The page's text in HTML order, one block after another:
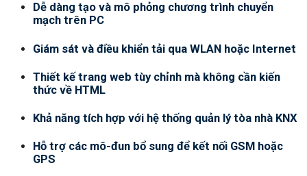
Dễ dàng tạo và mô phỏng chương trình chuyển
mạch trên PC
Giám sát và điều khiển tải qua WLAN hoặc Internet
Thiết kế trang web tùy chỉnh mà không cần kiến
thức về HTML
Khả năng tích hợp với hệ thống quản lý tòa nhà KNX
Hỗ trợ các mô-đun bổ sung để kết nối GSM hoặc
GPS